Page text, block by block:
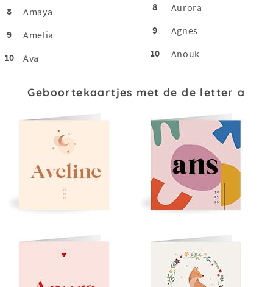
8
Amaya
9
Amelia
10
Ava
8
Aurora
9
Agnes
10
Anouk
Geboortekaartjes met de de letter a